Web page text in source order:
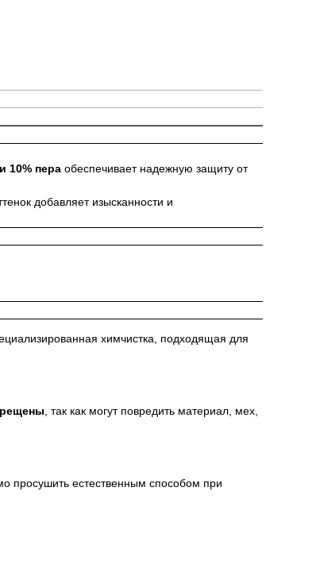
10% пера обеспечивает надежную защиту от
добавляет изысканности и
химчистка, подходящая для
, так как могут повредить материал, мех,
просушить естественным способом при